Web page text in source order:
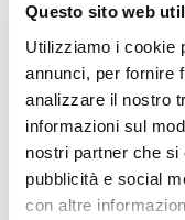
Questo sito web
Utilizziamo i cookie
annunci, per fornire
analizzare il nostro
informazioni sul
nostri partner che si
pubblicità e social
con altre
Artículos Recientes
Sequía en Italia:
Adelantándose a la